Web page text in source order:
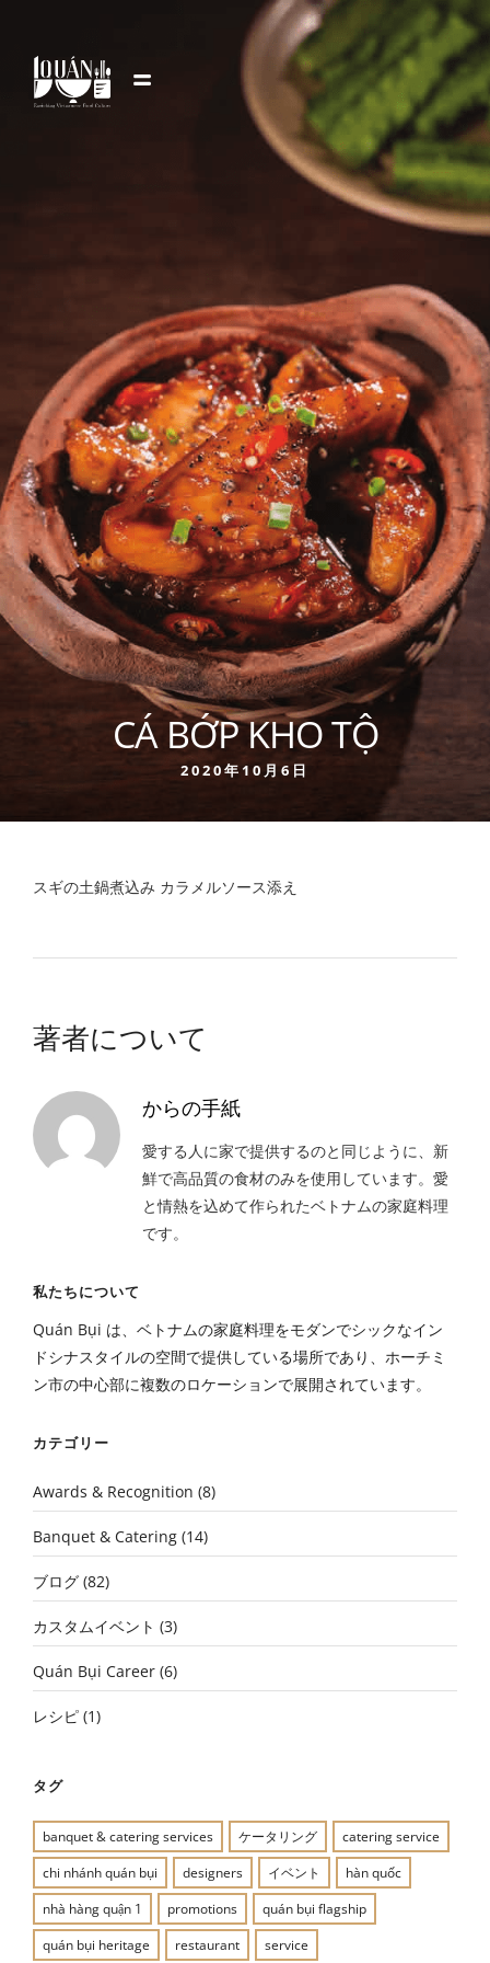
CÁ BỚP KHO TỘ
2020年10月6日
スギの土鍋煮込み カラメルソース添え
著者について
からの手紙
愛する人に家で提供するのと同じように、新
鮮で高品質の食材のみを使用しています。愛
と情熱を込めて作られたベトナムの家庭料理
です。
私たちについて
Quán Bụi は、ベトナムの家庭料理をモダンでシックなイン
ドシナスタイルの空間で提供している場所であり、ホーチミ
ン市の中心部に複数のロケーションで展開されています。
カテゴリー
Awards & Recognition (8)
Banquet & Catering (14)
ブログ (82)
カスタムイベント (3)
Quán Bụi Career (6)
レシピ (1)
タグ
banquet & catering services ケータリング
catering service
chi nhánh quán bụi
designers イベント
hàn quốc
nhà hàng quận 1
promotions
quán bụi flagship
quán bụi heritage
restaurant service